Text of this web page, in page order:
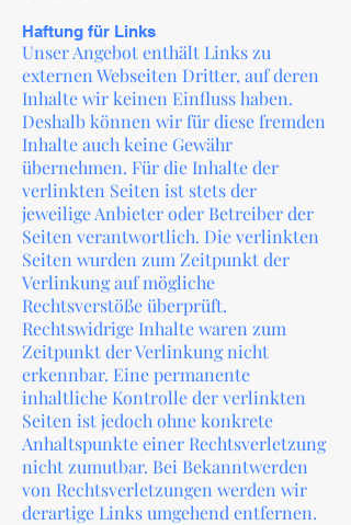
Haftung für Links
Unser Angebot enthält Links zu
externen Webseiten Dritter, auf deren
Inhalte wir keinen Einfluss haben.
Deshalb können wir für diese fremden
Inhalte auch keine Gewähr
übernehmen. Für die Inhalte der
verlinkten Seiten ist stets der
jeweilige Anbieter oder Betreiber der
Seiten verantwortlich. Die verlinkten
Seiten wurden zum Zeitpunkt der
Verlinkung auf mögliche
Rechtsverstöße überprüft.
Rechtswidrige Inhalte waren zum
Zeitpunkt der Verlinkung nicht
erkennbar. Eine permanente
inhaltliche Kontrolle der verlinkten
Seiten ist jedoch ohne konkrete
Anhaltspunkte einer Rechtsverletzung
nicht zumutbar. Bei Bekanntwerden
von Rechtsverletzungen werden wir
derartige Links umgehend entfernen.